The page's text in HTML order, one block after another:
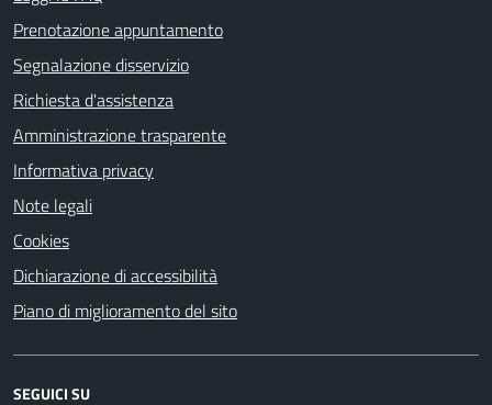
Prenotazione appuntamento
Segnalazione disservizio
Richiesta d'assistenza
Amministrazione trasparente
Informativa privacy
Note legali
Cookies
Dichiarazione di accessibilità
Piano di miglioramento del sito
SEGUICI SU